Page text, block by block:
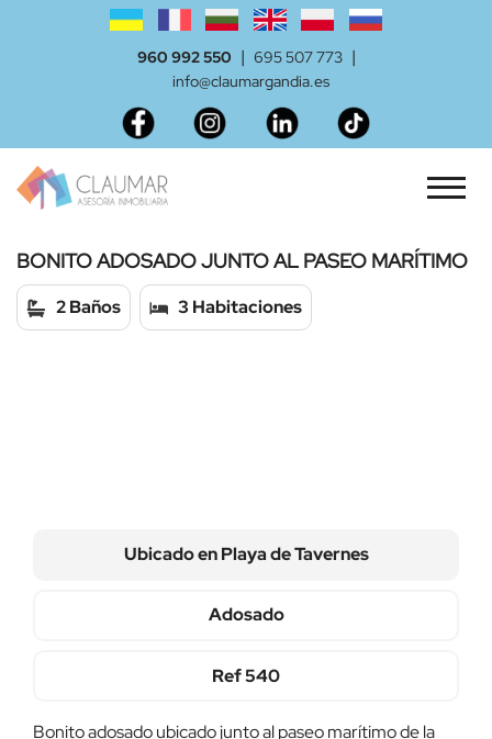
960 992 550 | 695 507 773 |
info@claumargandia.es
BONITO ADOSADO JUNTO AL PASEO MARÍTIMO
2 Baños 3 Habitaciones
Ubicado enPlaya de Tavernes
Adosado
Ref540
Bonito adosado ubicado junto al paseo marítimo de la